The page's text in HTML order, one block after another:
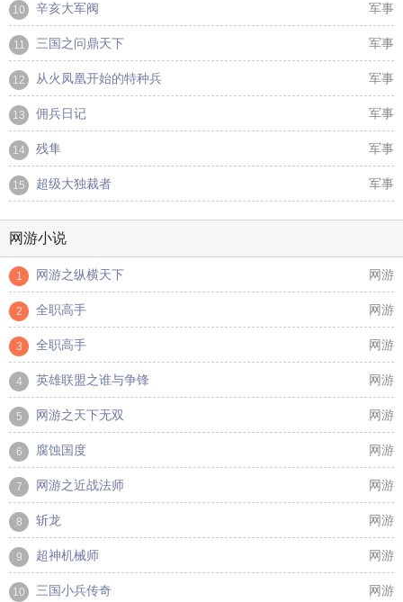
10 辛亥大军阀 军事
11 三国之问鼎天下 军事
12 从火凤凰开始的特种兵 军事
13 佣兵日记 军事
14 残隼 军事
15 超级大独裁者 军事
网游小说
1 网游之纵横天下 网游
2 全职高手 网游
3 全职高手 网游
4 英雄联盟之谁与争锋 网游
5 网游之天下无双 网游
6 腐蚀国度 网游
7 网游之近战法师 网游
8 斩龙 网游
9 超神机械师 网游
10 三国小兵传奇 网游